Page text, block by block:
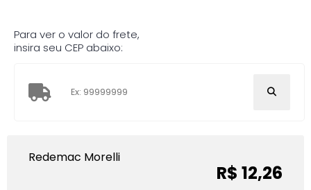
Para ver o valor do frete,
insira seu CEP abaixo:
Redemac Morelli
R$ 12,26